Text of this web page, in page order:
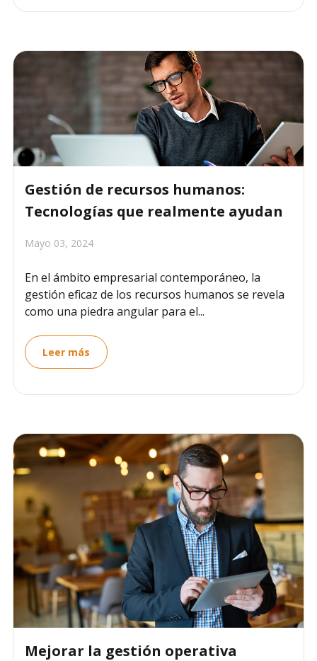
Gestión de recursos humanos:
Tecnologías que realmente ayudan
Mayo 03, 2024
En el ámbito empresarial contemporáneo, la
gestión eficaz de los recursos humanos se revela
como una piedra angular para el...
Leer más
Mejorar la gestión operativa